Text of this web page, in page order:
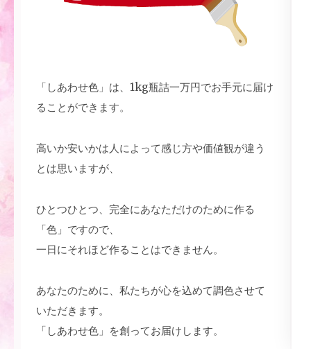
「しあわせ色」は、1kg瓶詰一万円でお手元に届け
ることができます。
高いか安いかは人によって感じ方や価値観が違う
とは思いますが、
ひとつひとつ、完全にあなただけのために作る
「色」ですので、
一日にそれほど作ることはできません。
あなたのために、私たちが心を込めて調色させて
いただきます。
「しあわせ色」を創ってお届けします。